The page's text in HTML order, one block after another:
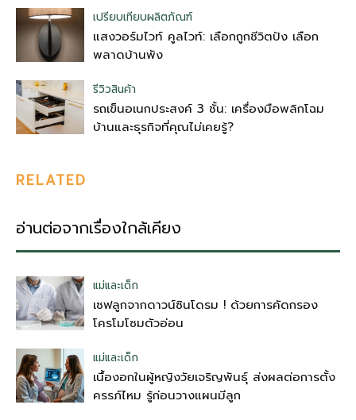
เปรียบเทียบผลิตภัณฑ์
แสงวอร์มไวท์ คูลไวท์: เลือกถูกชีวิตปัง เลือก
พลาดบ้านพัง
รีวิวสินค้า
รถเข็นอเนกประสงค์ 3 ชั้น: เครื่องมือพลิกโฉม
บ้านและธุรกิจที่คุณไม่เคยรู้?
RELATED
อ่านต่อจากเรื่องใกล้เคียง
แม่และเด็ก
เซฟลูกจากดาวน์ซินโดรม ! ด้วยการคัดกรอง
โครโมโซมตัวอ่อน
แม่และเด็ก
เนื้องอกในผู้หญิงวัยเจริญพันธุ์ ส่งผลต่อการตั้ง
ครรภ์ไหม รู้ก่อนวางแผนมีลูก